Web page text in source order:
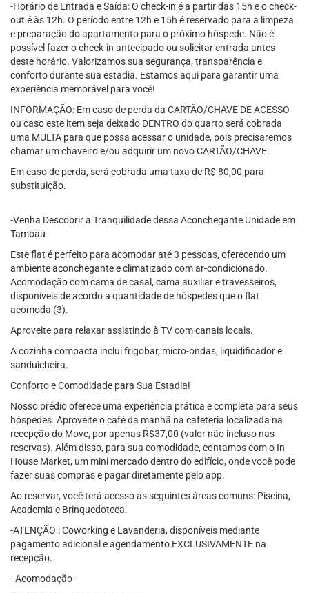
-Horário de Entrada e Saída: O check-in é a partir das 15h e o check-
out é às 12h. O período entre 12h e 15h é reservado para a limpeza
e preparação do apartamento para o próximo hóspede. Não é
possível fazer o check-in antecipado ou solicitar entrada antes
deste horário. Valorizamos sua segurança, transparência e
conforto durante sua estadia. Estamos aqui para garantir uma
experiência memorável para você!
INFORMAÇÃO: Em caso de perda da CARTÃO/CHAVE DE ACESSO
ou caso este item seja deixado DENTRO do quarto será cobrada
uma MULTA para que possa acessar o unidade, pois precisaremos
chamar um chaveiro e/ou adquirir um novo CARTÃO/CHAVE.
Em caso de perda, será cobrada uma taxa de R$ 80,00 para
substituição.
-Venha Descobrir a Tranquilidade dessa Aconchegante Unidade em
Tambaú-
Este flat é perfeito para acomodar até 3 pessoas, oferecendo um
ambiente aconchegante e climatizado com ar-condicionado.
Acomodação com cama de casal, cama auxiliar e travesseiros,
disponíveis de acordo a quantidade de hóspedes que o flat
acomoda (3).
Aproveite para relaxar assistindo à TV com canais locais.
A cozinha compacta inclui frigobar, micro-ondas, liquidificador e
sanduicheira.
Conforto e Comodidade para Sua Estadia!
Nosso prédio oferece uma experiência prática e completa para seus
hóspedes. Aproveite o café da manhã na cafeteria localizada na
recepção do Move, por apenas R$37,00 (valor não incluso nas
reservas). Além disso, para sua comodidade, contamos com o In
House Market, um mini mercado dentro do edifício, onde você pode
fazer suas compras e pagar diretamente pelo app.
Ao reservar, você terá acesso às seguintes áreas comuns: Piscina,
Academia e Brinquedoteca.
-ATENÇÃO : Coworking e Lavanderia, disponíveis mediante
pagamento adicional e agendamento EXCLUSIVAMENTE na
recepção.
- Acomodação-